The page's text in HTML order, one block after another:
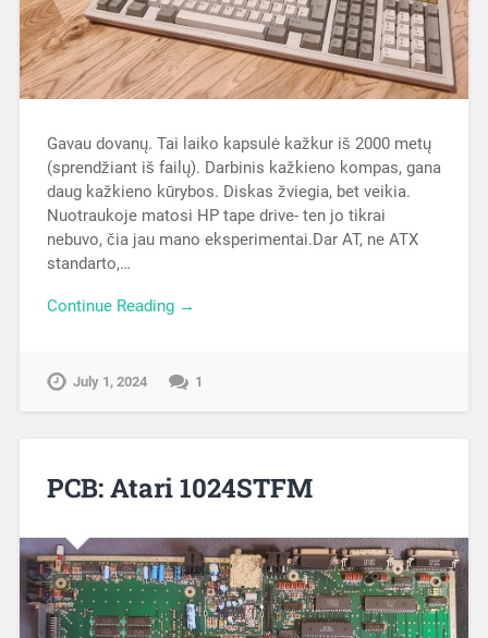
Gavau dovanų. Tai laiko kapsulė kažkur iš 2000 metų
daug kažkieno kūrybos. Diskas žviegia, bet veikia.
Nuotraukoje matosi HP tape drive- ten jo tikrai
nebuvo, čia jau mano eksperimentai.Dar AT, ne ATX
standarto,…
Continue Reading →
PCB: Atari 1024STFM